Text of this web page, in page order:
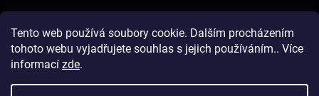
Tento web používá soubory cookie. Dalším procházením
tohoto webu vyjadřujete souhlas s jejich používáním.. Více
informací zde.